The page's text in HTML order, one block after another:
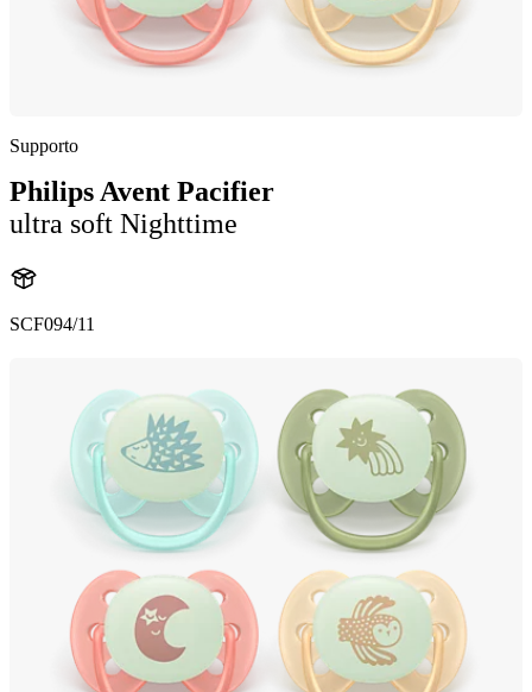
Supporto
Philips Avent Pacifier
ultra soft Nighttime
SCF094/11